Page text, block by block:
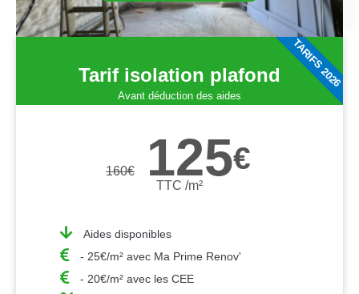
Tarif isolation plafond
Avant déduction des aides
160€ 125€
TTC /m²
Aides disponibles
- 25€/m² avec Ma Prime Renov'
- 20€/m² avec les CEE
TARIFS 2026